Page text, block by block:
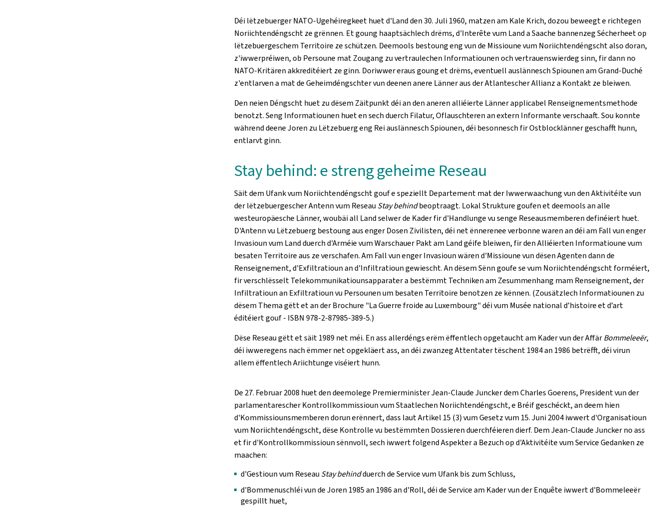
Déi lëtzebuerger NATO-Ugehéiregkeet huet d'Land den 30. Juli 1960, matzen am Kale Krich, dozou beweegt e richtegen
Noriichtendéngscht ze grënnen. Et goung haaptsächlech drëms, d'Interête vum Land a Saache bannenzeg Sécherheet op
lëtzebuergeschem Territoire ze schützen. Deemools bestoung eng vun de Missioune vum Noriichtendéngscht also doran,
z'iwwerpréiwen, ob Persoune mat Zougang zu vertraulechen Informatiounen och vertrauenswierdeg sinn, fir dann no
NATO-Kritären akkreditéiert ze ginn. Doriwwer eraus goung et drëms, eventuell auslännesch Spiounen am Grand-Duché
z'entlarven a mat de Geheimdéngschter vun deenen anere Länner aus der Atlantescher Allianz a Kontakt ze bleiwen.
Den neien Déngscht huet zu dësem Zäitpunkt déi an den aneren alliéierte Länner applicabel Renseignementsmethode
benotzt. Seng Informatiounen huet en sech duerch Filatur, Oflauschteren an extern Informante verschaaft. Sou konnte
während deene Joren zu Lëtzebuerg eng Rei auslännesch Spiounen, déi besonnesch fir Ostblocklänner geschafft hunn,
entlarvt ginn.
Stay behind: e streng geheime Reseau
Säit dem Ufank vum Noriichtendéngscht gouf e speziellt Departement mat der Iwwerwaachung vun den Aktivitéite vun
der lëtzebuergescher Antenn vum Reseau Stay behindbeoptraagt. Lokal Strukture goufen et deemools an alle
westeuropäesche Länner, woubäi all Land selwer de Kader fir d'Handlunge vu senge Reseausmemberen definéiert huet.
D'Antenn vu Lëtzebuerg bestoung aus enger Dosen Zivilisten, déi net ënnerenee verbonne waren an déi am Fall vun enger
Invasioun vum Land duerch d'Arméie vum Warschauer Pakt am Land géife bleiwen, fir den Alliéierten Informatioune vum
besaten Territoire aus ze verschafen. Am Fall vun enger Invasioun wären d'Missioune vun dësen Agenten dann de
Renseignement, d'Exfiltratioun an d'Infiltratioun gewiescht. An dësem Sënn goufe se vum Noriichtendéngscht forméiert,
fir verschlësselt Telekommunikatiounsapparater a bestëmmt Techniken am Zesummenhang mam Renseignement, der
Infiltratioun an Exfiltratioun vu Persounen um besaten Territoire benotzen ze kënnen. (Zousätzlech Informatiounen zu
dësem Thema gëtt et an der Brochure "La Guerre froide au Luxembourg" déi vum Musée national d’histoire et d’art
éditéiert gouf - ISBN 978-2-87985-389-5.)
Dëse Reseau gëtt et säit 1989 net méi. En ass allerdéngs erëm ëffentlech opgetaucht am Kader vun der AffärBommeleeër,
déi iwweregens nach ëmmer net opgekläert ass, an déi zwanzeg Attentater tëschent 1984 an 1986 betrëfft, déi virun
allem ëffentlech Ariichtunge viséiert hunn.
De 27. Februar 2008 huet den deemolege Premierminister Jean-Claude Juncker dem Charles Goerens, President vun der
parlamentarescher Kontrollkommissioun vum Staatlechen Noriichtendéngscht, e Bréif geschéckt, an deem hien
d'Kommissiounsmemberen dorun erënnert, dass laut Artikel 15 (3) vum Gesetz vum 15. Juni 2004 iwwert d'Organisatioun
vum Noriichtendéngscht, dëse Kontrolle vu bestëmmten Dossieren duerchféieren dierf. Dem Jean-Claude Juncker no ass
et fir d'Kontrollkommissioun sënnvoll, sech iwwert folgend Aspekter a Bezuch op d'Aktivitéite vum Service Gedanken ze
maachen:
d'Gestioun vum Reseau Stay behindduerch de Service vum Ufank bis zum Schluss,
d'Bommenuschléi vun de Joren 1985 an 1986 an d'Roll, déi de Service am Kader vun der Enquête iwwert d'Bommeleeër
gespillt huet,